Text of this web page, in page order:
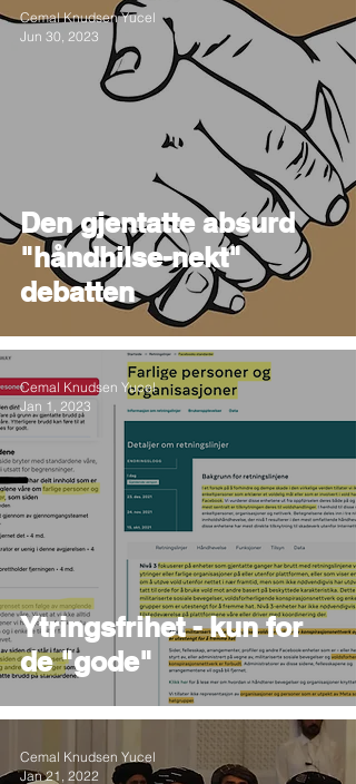
Den gjentatte absurd
"håndhilse-nekt"
debatten
Cemal Knudsen Yucel
Jun 30, 2023
Ytringsfrihet - kun for
de "gode"
Cemal Knudsen Yucel
Jan 1, 2023
Cemal Knudsen Yucel
Jan 21, 2022